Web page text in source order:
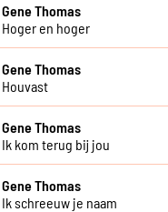
Gene Thomas
Hoger en hoger
Gene Thomas
Houvast
Gene Thomas
Ik kom terug bij jou
Gene Thomas
Ik schreeuw je naam